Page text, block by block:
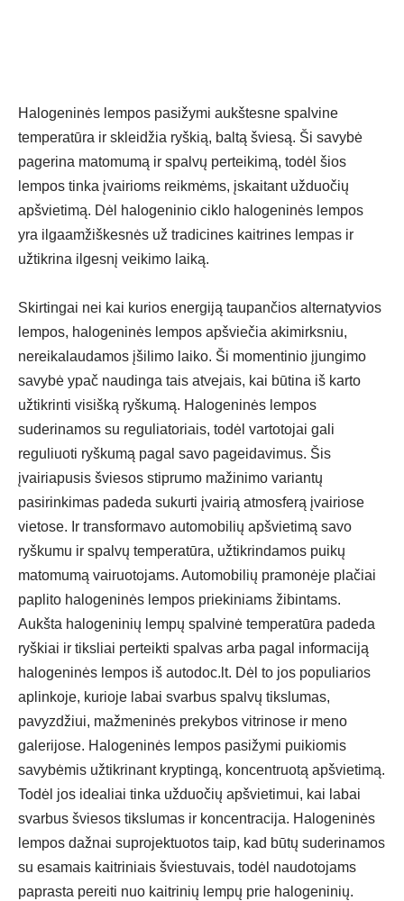
Halogeninės lempos pasižymi aukštesne spalvine
temperatūra ir skleidžia ryškią, baltą šviesą. Ši savybė
pagerina matomumą ir spalvų perteikimą, todėl šios
lempos tinka įvairioms reikmėms, įskaitant užduočių
apšvietimą. Dėl halogeninio ciklo halogeninės lempos
yra ilgaamžiškesnės už tradicines kaitrines lempas ir
užtikrina ilgesnį veikimo laiką.
Skirtingai nei kai kurios energiją taupančios alternatyvios
lempos, halogeninės lempos apšviečia akimirksniu,
nereikalaudamos įšilimo laiko. Ši momentinio įjungimo
savybė ypač naudinga tais atvejais, kai būtina iš karto
užtikrinti visišką ryškumą. Halogeninės lempos
suderinamos su reguliatoriais, todėl vartotojai gali
reguliuoti ryškumą pagal savo pageidavimus. Šis
įvairiapusis šviesos stiprumo mažinimo variantų
pasirinkimas padeda sukurti įvairią atmosferą įvairiose
vietose. Ir transformavo automobilių apšvietimą savo
ryškumu ir spalvų temperatūra, užtikrindamos puikų
matomumą vairuotojams. Automobilių pramonėje plačiai
paplito halogeninės lempos priekiniams žibintams.
Aukšta halogeninių lempų spalvinė temperatūra padeda
ryškiai ir tiksliai perteikti spalvas arba pagal informaciją
halogeninės lempos iš autodoc.lt. Dėl to jos populiarios
aplinkoje, kurioje labai svarbus spalvų tikslumas,
pavyzdžiui, mažmeninės prekybos vitrinose ir meno
galerijose. Halogeninės lempos pasižymi puikiomis
savybėmis užtikrinant kryptingą, koncentruotą apšvietimą.
Todėl jos idealiai tinka užduočių apšvietimui, kai labai
svarbus šviesos tikslumas ir koncentracija. Halogeninės
lempos dažnai suprojektuotos taip, kad būtų suderinamos
su esamais kaitriniais šviestuvais, todėl naudotojams
paprasta pereiti nuo kaitrinių lempų prie halogeninių.